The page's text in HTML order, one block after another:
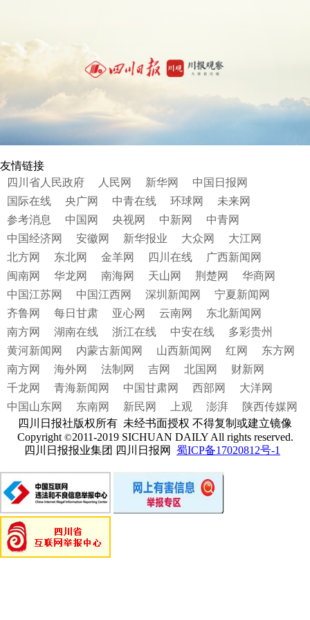
友情链接
四川省人民政府
人民网 新华网
中国日报网
国际在线
央广网 中青在线 环球网
未来网
参考消息
中国网 央视网 中新网
中青网
中国经济网
安徽网 新华报业 大众网
大江网
北方网
东北网 金羊网 四川在线
广西新闻网
闽南网
华龙网 南海网 天山网 荆楚网
华商网
中国江苏网
中国江西网 深圳新闻网
宁夏新闻网
齐鲁网
每日甘肃 亚心网 云南网
东北新闻网
南方网
湖南在线 浙江在线 中安在线
多彩贵州
黄河新闻网
内蒙古新闻网 山西新闻网 红网
东方网
南方网
海外网 法制网 吉网 北国网
财新网
千龙网
青海新闻网 中国甘肃网 西部网
大洋网
中国山东网
东南网 新民网 上观 澎湃
陕西传媒网
四川日报社版权所有 未经书面授权 不得复制或建立镜像
Copyright ©2011-2019 SICHUAN DAILY All rights reserved.
四川日报报业集团 四川日报网 蜀ICP备17020812号-1